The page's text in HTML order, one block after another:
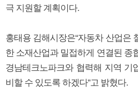
극 지원할 계획이다.
홍태용 김해시장은“자동차 산업은
한 소재산업과 밀접하게 연결된 종
경남테크노파크와 협력해 지역 기
비할 수 있도록 하겠다”고 밝혔다.